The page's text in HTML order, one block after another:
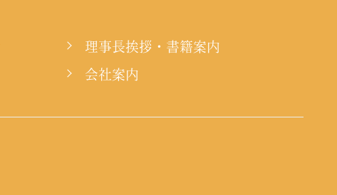
理事長挨拶・書籍案内
会社案内